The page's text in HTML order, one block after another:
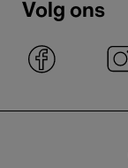
Volg ons